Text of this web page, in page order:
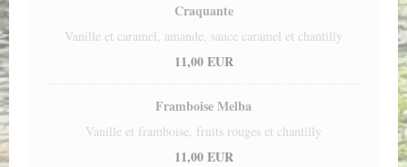
Craquante
Vanille et caramel, amande, sauce caramel et chantilly
11,00 EUR
Framboise Melba
Vanille et framboise, fruits rouges et chantilly
11,00 EUR